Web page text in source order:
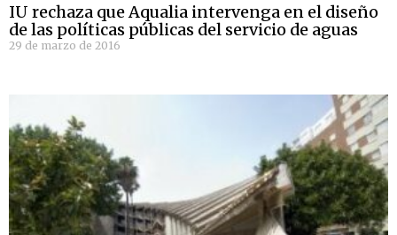
IU rechaza que Aqualia intervenga en el diseño
de las políticas públicas del servicio de aguas
29 de marzo de 2016